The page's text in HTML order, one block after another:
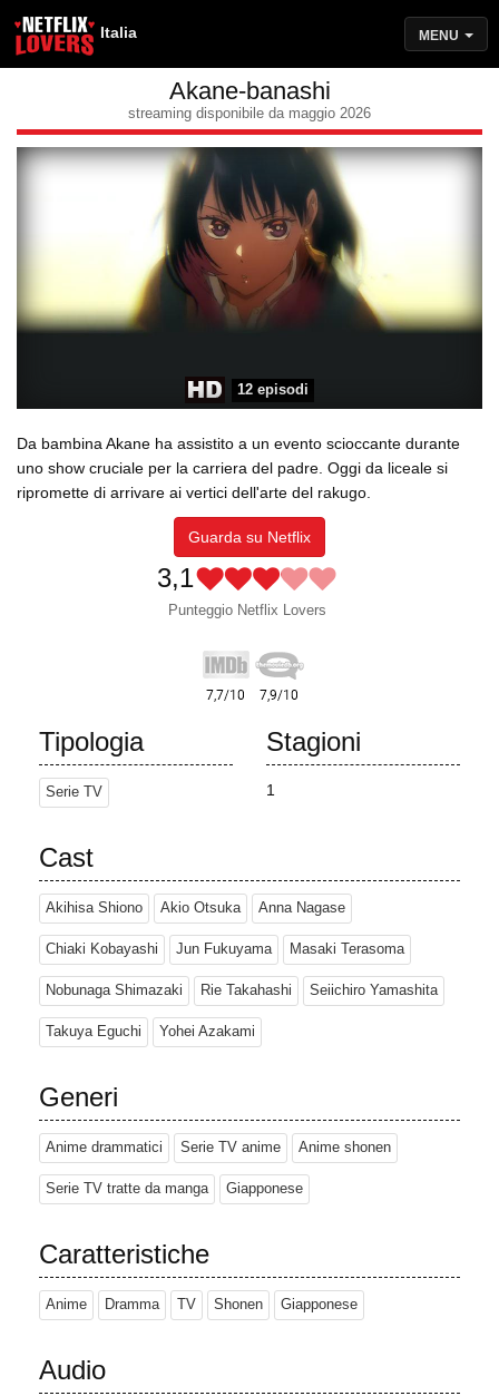
Italia MENU
Akane-banashi
streaming disponibile da maggio 2026
12 episodi
Da bambina Akane ha assistito a un evento scioccante durante
uno show cruciale per la carriera del padre. Oggi da liceale si
ripromette di arrivare ai vertici dell'arte del rakugo.
Guarda su Netflix
3,1
Punteggio Netflix Lovers
Tipologia
Serie TV
Stagioni
1
Cast
Akihisa Shiono Akio Otsuka Anna Nagase
Chiaki Kobayashi Jun Fukuyama Masaki Terasoma
Nobunaga Shimazaki Rie Takahashi Seiichiro Yamashita
Takuya Eguchi Yohei Azakami
Generi
Anime drammatici Serie TV anime Anime shonen
Serie TV tratte da manga Giapponese
Caratteristiche
Anime Dramma TV Shonen Giapponese
Audio